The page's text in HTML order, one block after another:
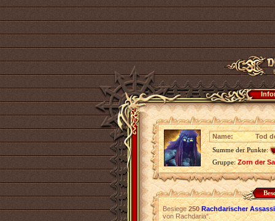
Name:
Tod
Summe der Punkte:
Gruppe:Zorn der
Besiege250 Rachdarischer
von Rachdaria“.